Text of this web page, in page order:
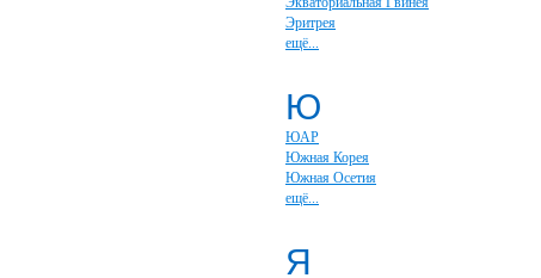
Эритрея
ещё...
Ю
ЮАР
Южная Корея
Южная Осетия
ещё...
Я